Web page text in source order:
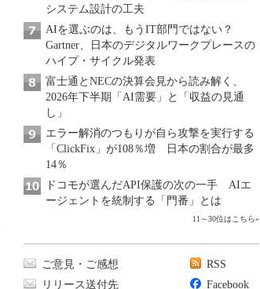
システム設計の工夫
AIを選ぶのは、もうIT部門ではない？
Gartner、日本のデジタルワークプレースの
ハイプ・サイクル発表
富士通とNECの決算会見から読み解く、
2026年下半期「AI需要」と「収益の見通
し」
エラー解消のつもりが自ら攻撃を実行する
「ClickFix」が108％増 日本の割合が最多
14％
ドコモが選んだAPI保護の次の一手 AIエ
ージェントを統制する「門番」とは
11～30位はこちら»
ご意見・ご感想
リリース送付先
RSS
Facebook